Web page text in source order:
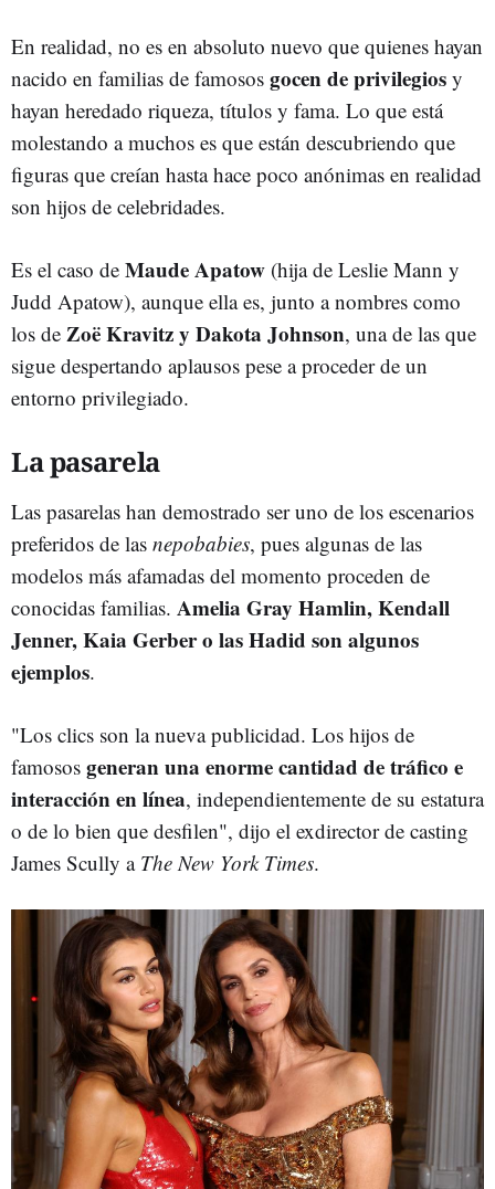
En realidad, no es en absoluto nuevo que quienes hayan
nacido en familias de famosos gocen de privilegios y
hayan heredado riqueza, títulos y fama. Lo que está
molestando a muchos es que están descubriendo que
figuras que creían hasta hace poco anónimas en realidad
son hijos de celebridades.
Es el caso de Maude Apatow (hija de Leslie Mann y
Judd Apatow), aunque ella es, junto a nombres como
los de Zoë Kravitz y Dakota Johnson, una de las que
sigue despertando aplausos pese a proceder de un
entorno privilegiado.
La pasarela
Las pasarelas han demostrado ser uno de los escenarios
preferidos de las nepobabies, pues algunas de las
modelos más afamadas del momento proceden de
conocidas familias. Amelia Gray Hamlin, Kendall
Jenner, Kaia Gerber o las Hadid son algunos
ejemplos.
"Los clics son la nueva publicidad. Los hijos de
famosos generan una enorme cantidad de tráfico e
interacción en línea, independientemente de su estatura
o de lo bien que desfilen", dijo el exdirector de casting
James Scully a The New York Times.